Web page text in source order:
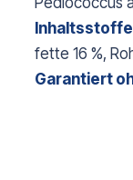
fette 16 %,
Garantiert